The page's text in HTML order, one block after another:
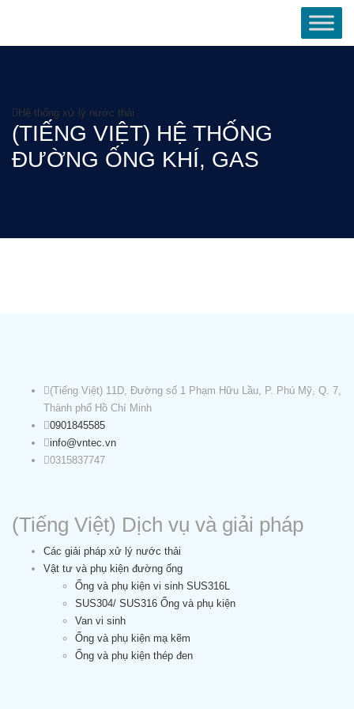
Hệ thống xử lý nước thải
(TIẾNG VIỆT) HỆ THỐNG
ĐƯỜNG ỐNG KHÍ, GAS
(Tiếng Việt) 11D, Đường số 1 Phạm Hữu Lầu, P. Phú Mỹ, Q. 7,
Thành phố Hồ Chí Minh
0901845585
info@vntec.vn
0315837747
(Tiếng Việt) Dịch vụ và giải pháp
Các giải pháp xử lý nước thải
Vật tư và phụ kiện đường ống
Ống và phụ kiện vi sinh SUS316L
SUS304/ SUS316 Ống và phụ kiện
Van vi sinh
Ống và phụ kiện mạ kẽm
Ống và phụ kiện thép đen